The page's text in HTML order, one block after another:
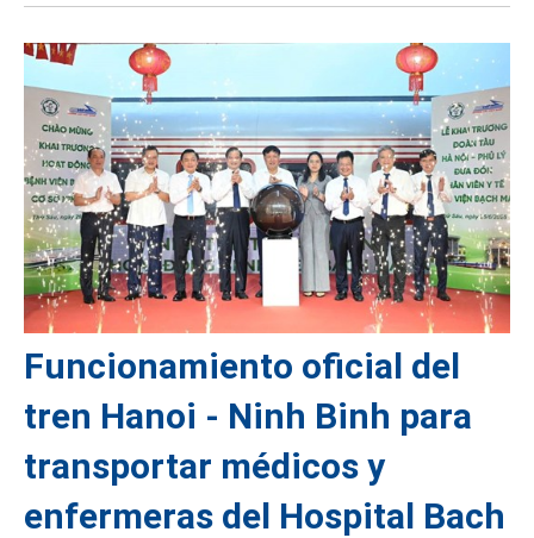
Funcionamiento oficial del
tren Hanoi - Ninh Binh para
transportar médicos y
enfermeras del Hospital Bach